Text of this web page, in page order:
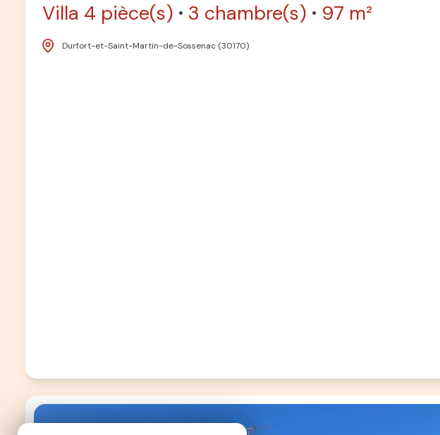
Villa 4 pièce(s) 3 chambre(s) 97 m²
Durfort-et-Saint-Martin-de-Sossenac (30170)